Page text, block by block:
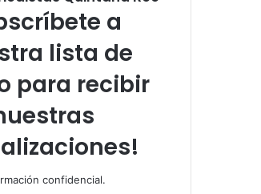
a
lista de
para recibir
confidencial.